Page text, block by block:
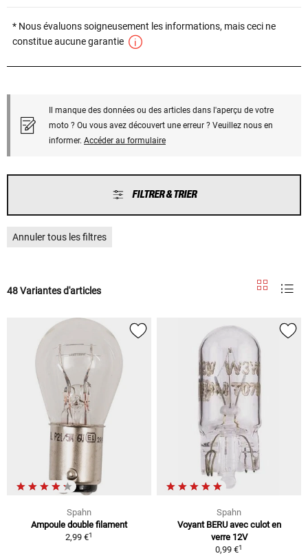
* Nous évaluons soigneusement les informations, mais ceci ne
constitue aucune garantie
Il manque des données ou des articles dans l'aperçu de votre
moto ? Ou vous avez découvert une erreur ? Veuillez nous en
informer. Accéder au formulaire
FILTRER & TRIER
Annuler tous les filtres
48 Variantes d'articles
Spahn
Ampoule double filament
2,99 €1
Spahn
Voyant BERU avec culot en
verre 12V
0,99 €1